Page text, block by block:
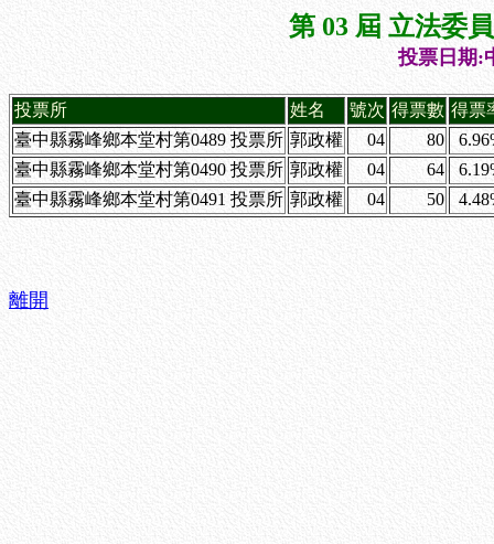
第 03 屆 立法委
投票日期:
投票所 姓名 號次 得票數 得票
臺中縣霧峰鄉本堂村第0489 投票所 郭政權 04 80
臺中縣霧峰鄉本堂村第0490 投票所 郭政權 04 64
臺中縣霧峰鄉本堂村第0491 投票所 郭政權 04 50
離開